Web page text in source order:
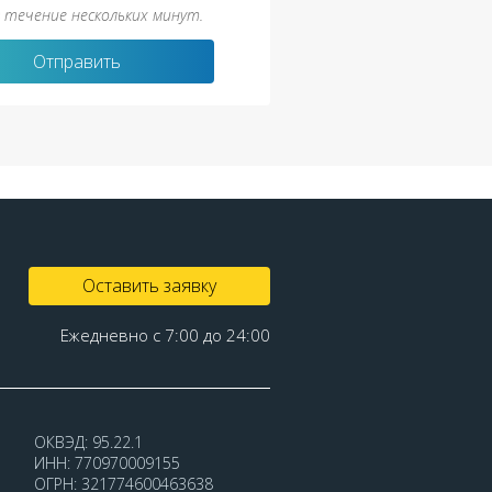
нескольких минут.
Отправить
Оставить заявку
Ежедневно с 7:00 до 24:00
ОКВЭД: 95.22.1
ИНН: 770970009155
ОГРН: 321774600463638